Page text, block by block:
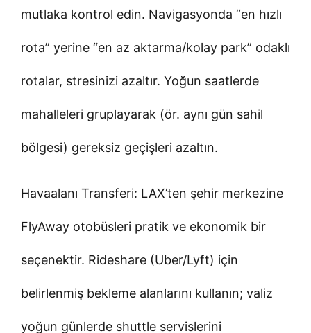
mutlaka kontrol edin. Navigasyonda “en hızlı
rota” yerine “en az aktarma/kolay park” odaklı
rotalar, stresinizi azaltır. Yoğun saatlerde
mahalleleri gruplayarak (ör. aynı gün sahil
bölgesi) gereksiz geçişleri azaltın.
Havaalanı Transferi: LAX’ten şehir merkezine
FlyAway otobüsleri pratik ve ekonomik bir
seçenektir. Rideshare (Uber/Lyft) için
belirlenmiş bekleme alanlarını kullanın; valiz
yoğun günlerde shuttle servislerini